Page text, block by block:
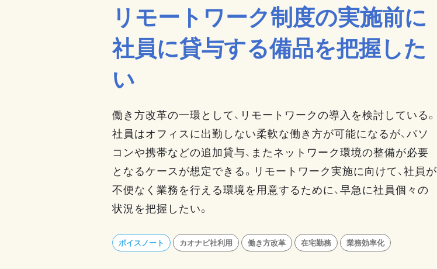
リモートワーク制度の実施前に
社員に貸与する備品を把握した
い
働き方改革の一環として、リモートワークの導入を検討している。
社員はオフィスに出勤しない柔軟な働き方が可能になるが、パソ
コンや携帯などの追加貸与、またネットワーク環境の整備が必要
となるケースが想定できる。リモートワーク実施に向けて、社員が
不便なく業務を行える環境を用意するために、早急に社員個々の
状況を把握したい。
ボイスノート カオナビ社利用 働き方改革 在宅勤務 業務効率化